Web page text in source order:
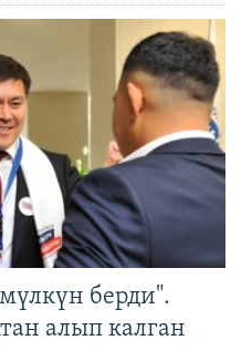
берди".
алып калган